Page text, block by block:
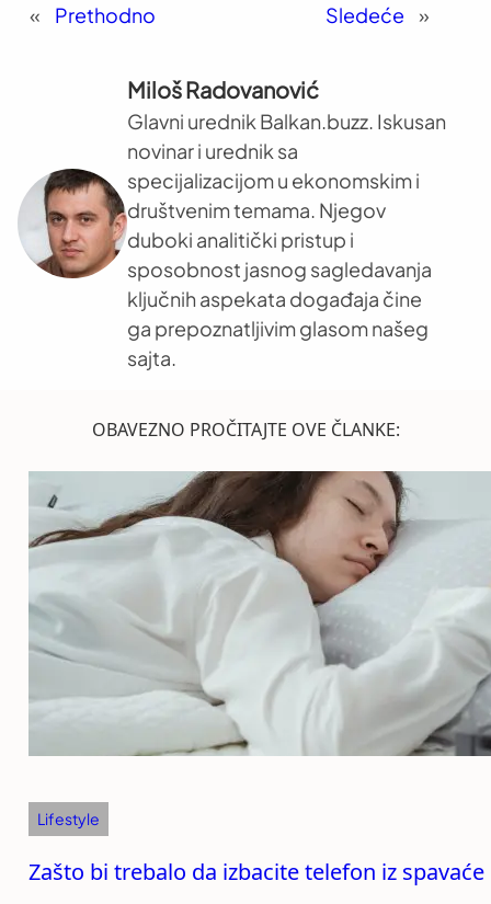
« Prethodno Sledeće »
Miloš Radovanović
Glavni urednik Balkan.buzz. Iskusan
novinar i urednik sa
specijalizacijom u ekonomskim i
društvenim temama. Njegov
duboki analitički pristup i
sposobnost jasnog sagledavanja
ključnih aspekata događaja čine
ga prepoznatljivim glasom našeg
sajta.
OBAVEZNO PROČITAJTE OVE ČLANKE:
Lifestyle
Zašto bi trebalo da izbacite telefon iz